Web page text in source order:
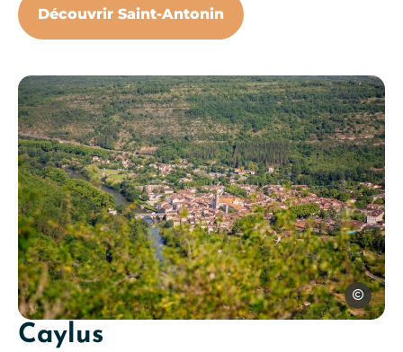
Les
Découvrir Saint-Antonin
Caylus